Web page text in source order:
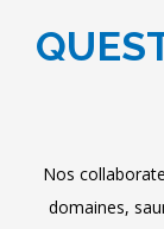
Nos
domaines,